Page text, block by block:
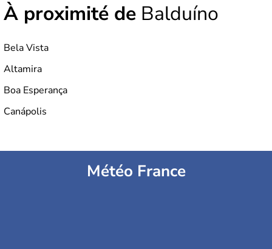
À proximité de Balduíno
Bela Vista
Altamira
Boa Esperança
Canápolis
Météo France